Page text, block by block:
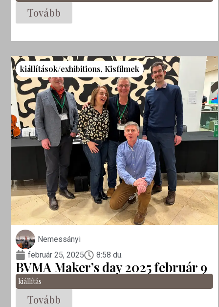
Tovább
kiállítások/exhibitions, Kisfilmek
Nemessányi
február 25, 2025
8:58 du.
BVMA Maker’s day 2025 február 9
kiállítás
Tovább